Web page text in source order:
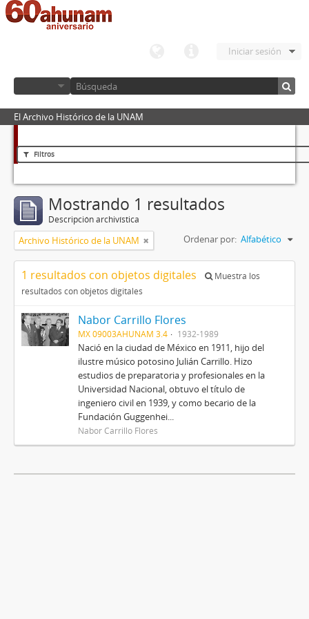
Iniciar sesión
El Archivo Histórico de la UNAM
Filtros
Mostrando 1 resultados
Descripción archivística
Archivo Histórico de la UNAM Ordenar por: Alfabético
1 resultados con objetos digitales
Muestra los
resultados con objetos digitales
Nabor Carrillo Flores
MX 09003AHUNAM 3.4 1932-1989
Nació en la ciudad de México en 1911, hijo del
ilustre músico potosino Julián Carrillo. Hizo
estudios de preparatoria y profesionales en la
Universidad Nacional, obtuvo el título de
ingeniero civil en 1939, y como becario de la
Fundación Guggenhei...
Nabor Carrillo Flores